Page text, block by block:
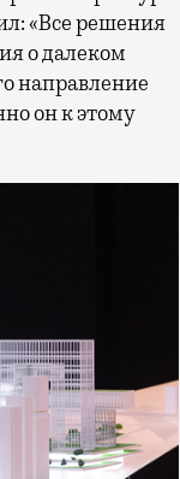
«Все решения
о далеком
направление
он к этому